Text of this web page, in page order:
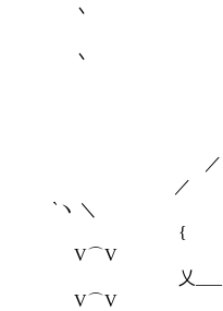
丶
丶
-
／￣￣￣
／ ／
`ヽ ＼
{
V⌒V
乂
V⌒V